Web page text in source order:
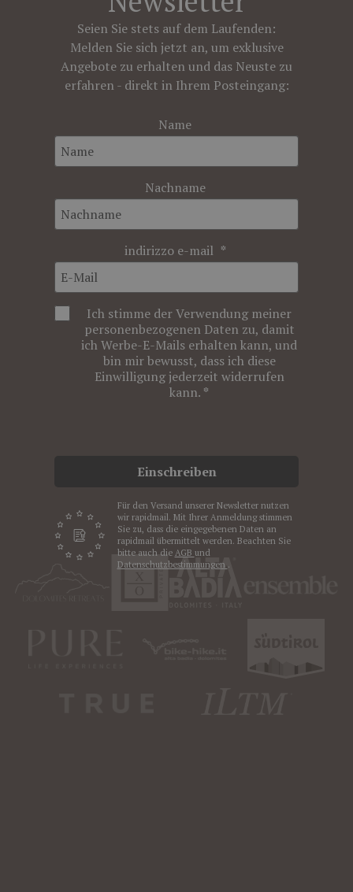
Seien Sie stets auf dem Laufenden:
Melden Sie sich jetzt an, um exklusive
Angebote zu erhalten und das Neuste zu
erfahren - direkt in Ihrem Posteingang:
Name
Nachname
indirizzo e-mail
Ich stimme der Verwendung meiner
personenbezogenen Daten zu, damit
ich Werbe-E-Mails erhalten kann, und
bin mir bewusst, dass ich diese
Einwilligung jederzeit widerrufen
kann.
Einschreiben
Für den Versand unserer Newsletter nutzen
wir rapidmail. Mit Ihrer Anmeldung stimmen
Sie zu, dass die eingegebenen Daten an
rapidmail übermittelt werden. Beachten Sie
bitte auch die AGB und
Datenschutzbestimmungen .